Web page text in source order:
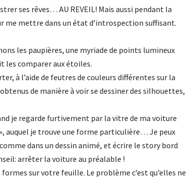
ses rêves… AU REVEIL! Mais aussi pendant la
me mettre dans un état d’introspection suffisant.
les paupières, une myriade de points lumineux
les comparer aux étoiles.
à l’aide de feutres de couleurs différentes sur la
de manière à voir se dessiner des silhouettes,
je regarde furtivement par la vitre de ma voiture
auquel je trouve une forme particulière… Je peux
dans un dessin animé, et écrire le story bord
arrêter la voiture au préalable !
sur votre feuille. Le problème c’est qu’elles ne